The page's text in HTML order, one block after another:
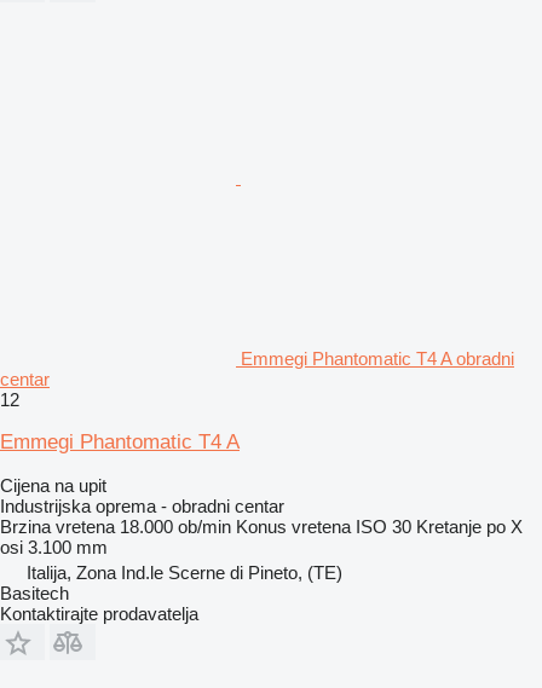
Emmegi Phantomatic T4 A obradni
centar
12
Emmegi Phantomatic T4 A
Cijena na upit
Industrijska oprema - obradni centar
Brzina vretena 18.000 ob/min Konus vretena ISO 30 Kretanje po X
osi 3.100 mm
Italija, Zona Ind.le Scerne di Pineto, (TE)
Basitech
Kontaktirajte prodavatelja